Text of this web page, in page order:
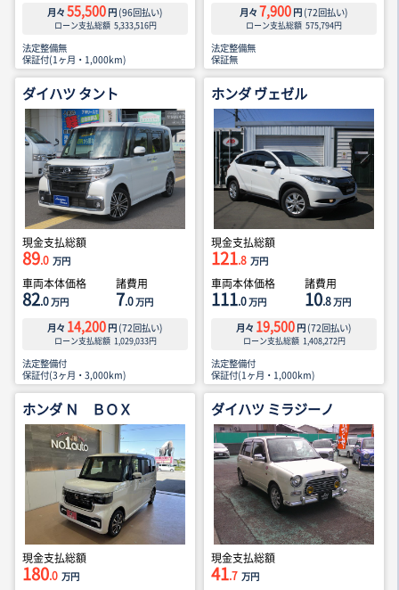
月々 55,500 円 (96回払い)
ローン支払総額 5,333,516円
法定整備無
保証付(1ヶ月・1,000km)
月々 7,900 円 (72回払い)
ローン支払総額 575,794円
法定整備無
保証無
ダイハツ タント
現金支払総額
89.0 万円
車両本体価格
82.0万円
諸費用
7.0万円
月々 14,200 円 (72回払い)
ローン支払総額 1,029,033円
法定整備付
保証付(3ヶ月・3,000km)
ホンダ ヴェゼル
現金支払総額
121.8 万円
車両本体価格
111.0万円
諸費用
10.8万円
月々 19,500 円 (72回払い)
ローン支払総額 1,408,272円
法定整備付
保証付(1ヶ月・1,000km)
ホンダ Ｎ ＢＯＸ
現金支払総額
180.0 万円
ダイハツ ミラジーノ
現金支払総額
41.7 万円